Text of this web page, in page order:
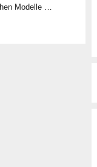
Modelle …